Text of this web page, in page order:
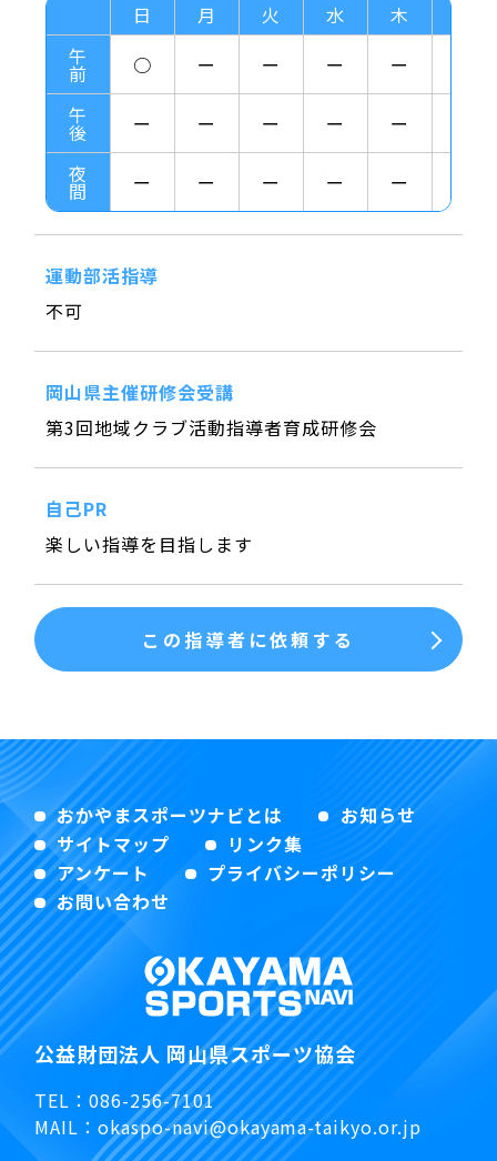
日
月 火 水 木
午
前 ○ ー ー ー ー
午
後 ー ー ー ー ー
夜
間 ー ー ー ー ー
運動部活指導
不可
岡山県主催研修会受講
第3回地域クラブ活動指導者育成研修会
自己PR
楽しい指導を目指します
この指導者に依頼する
おかやまスポーツナビとは
お知らせ
サイトマップ
リンク集
アンケート
プライバシーポリシー
お問い合わせ
公益財団法人 岡山県スポーツ協会
TEL：086-256-7101
MAIL：okaspo-navi@okayama-taikyo.or.jp